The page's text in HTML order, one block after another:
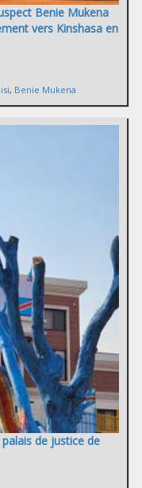
Benie Mukena
vers Kinshasa en
, Benie Mukena
de justice de